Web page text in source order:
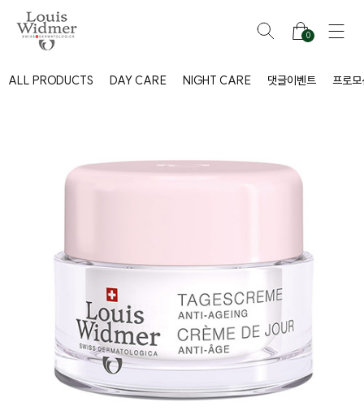
0
ALL PRODUCTS DAY CARE NIGHT CARE 댓글이벤트 프로모